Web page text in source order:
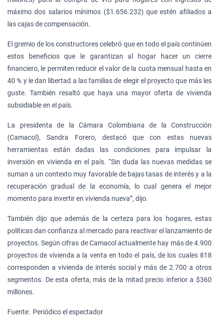
máximo dos salarios mínimos ($1.656.232) que estén afiliados a
las cajas de compensación.
El gremio de los constructores celebró que en todo el país continúen
estos beneficios que le garantizan al hogar hacer un cierre
financiero, le permiten reducir el valor de la cuota mensual hasta en
40 % y le dan libertad a las familias de elegir el proyecto que más les
guste. También resaltó que haya una mayor oferta de vivienda
subsidiable en el país.
La presidenta de la Cámara Colombiana de la Construcción
(Camacol), Sandra Forero, destacó que con estas nuevas
herramientas están dadas las condiciones para impulsar la
inversión en vivienda en el país. “Sin duda las nuevas medidas se
suman a un contexto muy favorable de bajas tasas de interés y a la
recuperación gradual de la economía, lo cual genera el mejor
momento para invertir en vivienda nueva”, dijo.
También dijo que además de la certeza para los hogares, estas
políticas dan confianza al mercado para reactivar el lanzamiento de
proyectos. Según cifras de Camacol actualmente hay más de 4.900
proyectos de vivienda a la venta en todo el país, de los cuales 818
corresponden a vivienda de interés social y más de 2.700 a otros
segmentos. De esta oferta, más de la mitad precio inferior a $360
millones.
Fuente: Periódico el espectador